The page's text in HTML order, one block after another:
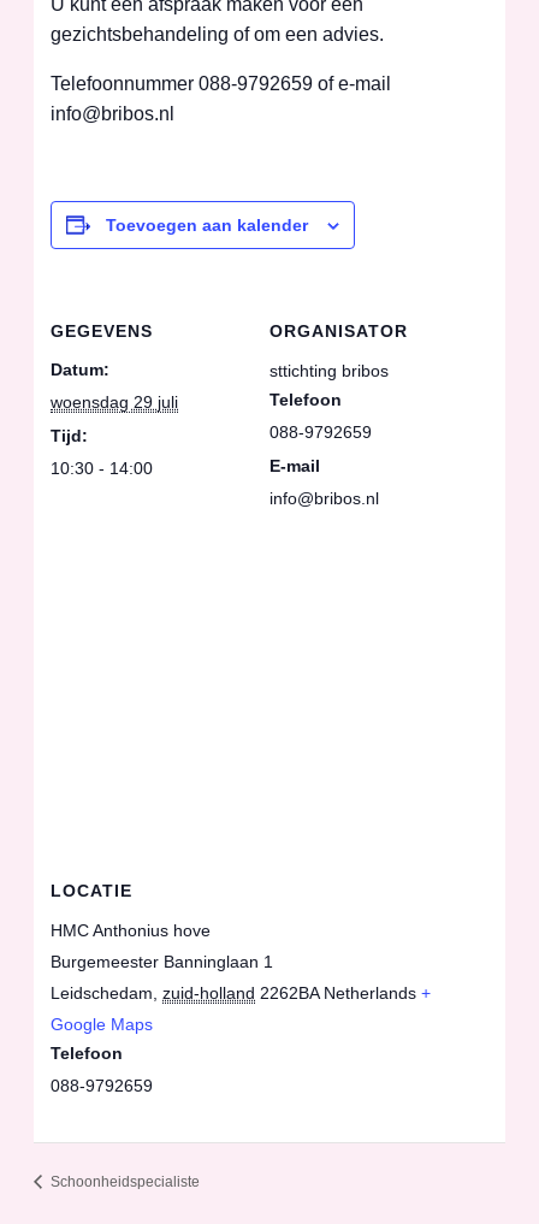
gezichtsbehandeling of om een advies.
Telefoonnummer 088-9792659 of e-mail
info@bribos.nl
Toevoegen aan kalender
GEGEVENS
Datum:
woensdag 29 juli
Tijd:
10:30 - 14:00
ORGANISATOR
sttichting bribos
Telefoon
088-9792659
E-mail
info@bribos.nl
LOCATIE
HMC Anthonius hove
Burgemeester Banninglaan 1
Leidschedam zuid-holland 2262BA Netherlands +
Google Maps
Telefoon
088-9792659
Schoonheidspecialiste